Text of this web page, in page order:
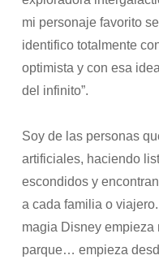
mi personaje favorito
identifico totalmente
optimista y con esa
del infinito”.
Soy de las personas
artificiales, haciendo
escondidos y
a cada familia o
magia Disney empieza
parque… empieza